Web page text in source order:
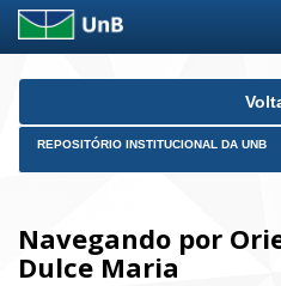
Skip
REPOSITÓRIO INSTITUCIONAL DA UNB
Navegando por
Dulce Maria